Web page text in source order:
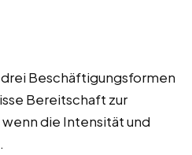
drei Beschäftigungsformen
Bereitschaft zur
die Intensität und